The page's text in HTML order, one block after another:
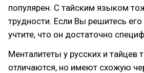
популярен. С тайским языком
трудности. Если Вы решитесь его
учтите, что он достаточно
Менталитеты у русских и тайцев
отличаются, но имеют схожую